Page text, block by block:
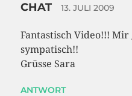
CHAT 13. JULI 2009
Fantastisch Video!!!
sympatisch!!
Grüsse Sara
ANTWORT